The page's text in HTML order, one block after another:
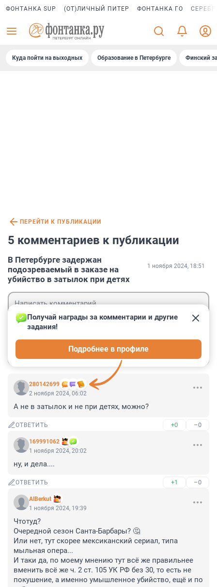
ФОНТАНКА SUP (ОТ)ЛИЧНЫЙ ПИТЕР ФОНТАНКА ГО
Куда пойти на выходных Образование в Петербурге Финский
ПЕРЕЙТИ К ПУБЛИКАЦИИ
5 комментариев к публикации
В Петербурге задержан
подозреваемый в заказе на
убийство в затылок при детях
1 ноября 2024, 18:51
280142699
Получай награды за комментарии и другие
задания!
Подробнее в профиле
2 ноября 2024, 06:02
А не в затылок и не при детях, можно?
ОТВЕТИТЬ +0 –0
169991062
1 ноября 2024, 20:02
ну, и дела....
ОТВЕТИТЬ +1 –0
AlBerkut
1 ноября 2024, 19:39
Чтотуд?
Очередной сезон Санта-Барбары? 🤔
Или нет, тут скорее мексиканский сериал, типа
мыльная опера...
И таки да, по моему мнению тут всё же правильнее
вменить всё же ч. 2 ст. 105 УК РФ без 30, то есть не
покушение, а именно умышленное убийство, ещё и по